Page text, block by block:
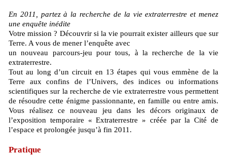
En 2011, partez à la recherche de la vie extraterrestre et menez
une enquête inédite
Votre mission ? Découvrir si la vie pourrait exister ailleurs que sur
Terre. A vous de mener l’enquête avec
un nouveau parcours-jeu pour tous, à la recherche de la vie
extraterrestre.
Tout au long d’un circuit en 13 étapes qui vous emmène de la
Terre aux confins de l’Univers, des indices ou informations
scientifiques sur la recherche de vie extraterrestre vous permettent
de résoudre cette énigme passionnante, en famille ou entre amis.
Vous réalisez ce nouveau jeu dans les décors originaux de
l’exposition temporaire « Extraterrestre » créée par la Cité de
l’espace et prolongée jusqu’à fin 2011.
Pratique